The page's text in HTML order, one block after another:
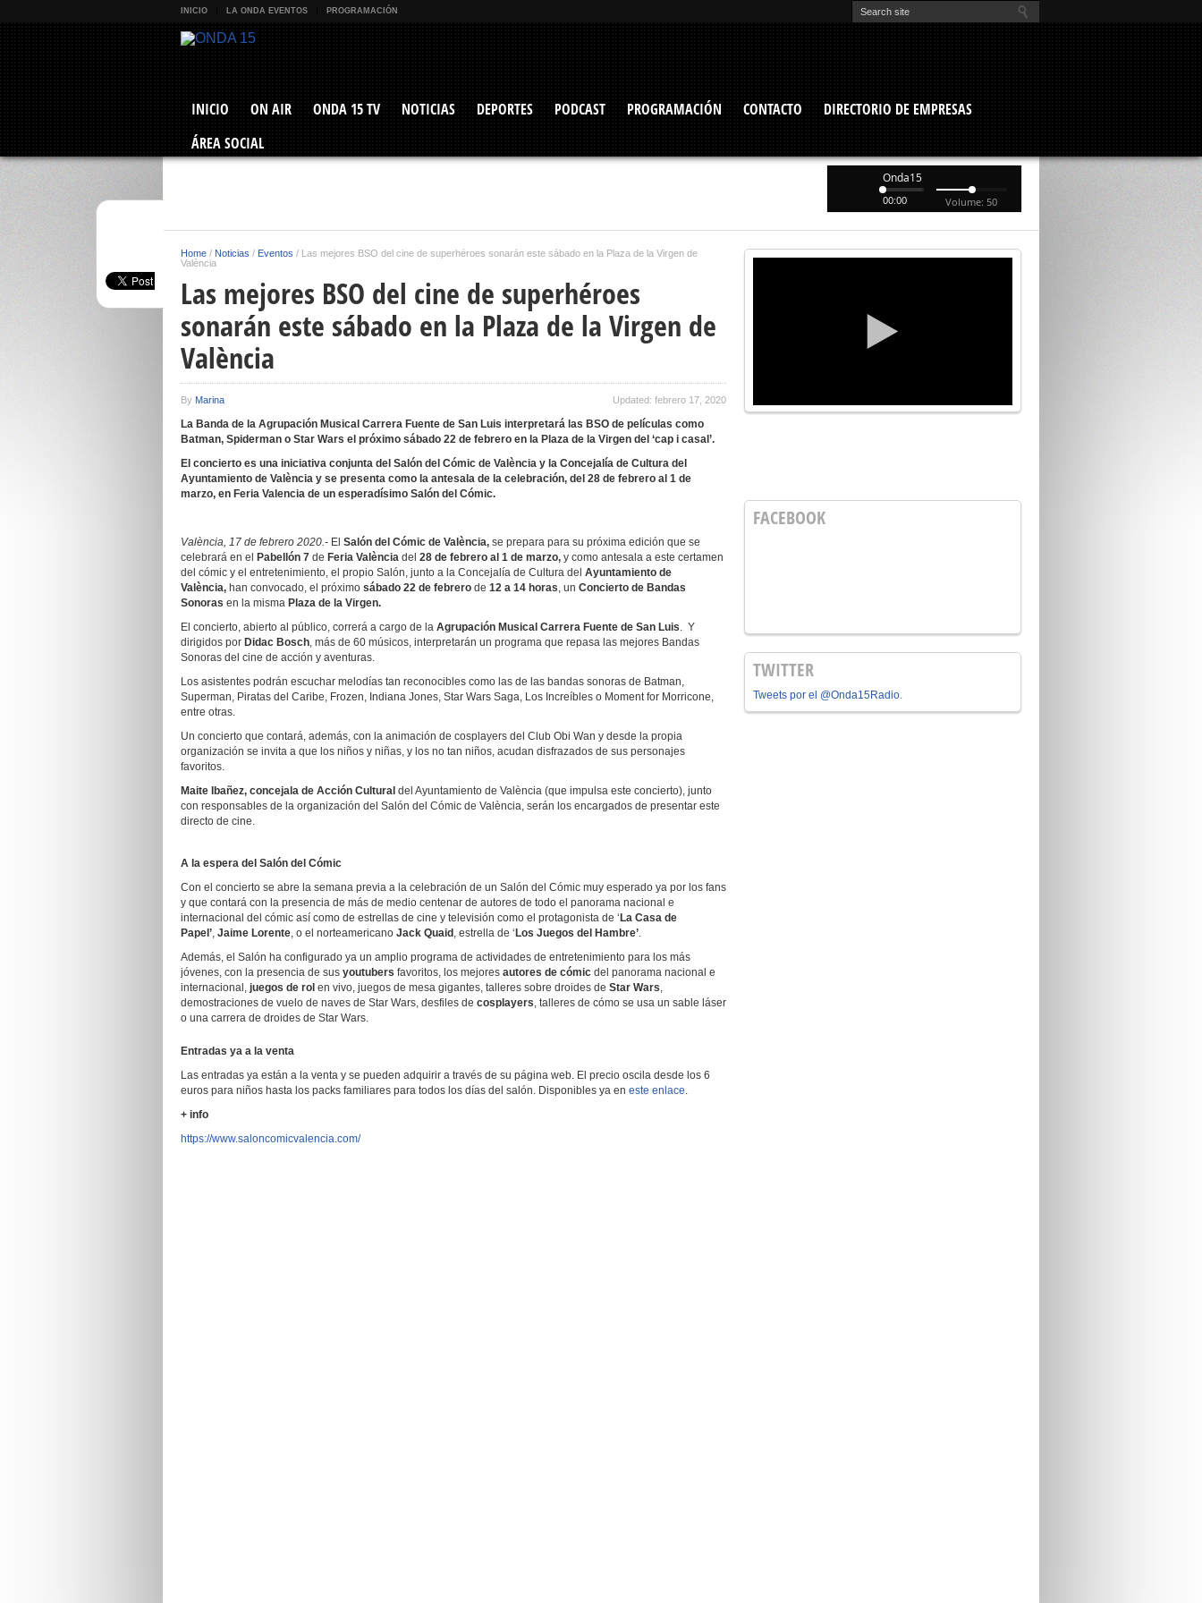
INICIO LA ONDA EVENTOS PROGRAMACIÓN
INICIO ON AIR ONDA 15 TV NOTICIAS DEPORTES PODCAST PROGRAMACIÓN CONTACTO
DIRECTORIO DE EMPRESAS
ÁREA SOCIAL
Onda15
00:00 Volume: 50
Home / Noticias / Eventos / Las mejores BSO del cine de superhéroes sonarán este sábado en la Plaza de la Virgen de
València
Las mejores BSO del cine de superhéroes
sonarán este sábado en la Plaza de la Virgen de
València
By Marina Updated: febrero 17, 2020
La Banda de la Agrupación Musical Carrera Fuente de San Luis interpretará las BSO de películas como
Batman, Spiderman o Star Wars el próximo sábado 22 de febrero en la Plaza de la Virgen del ‘cap i casal’.
El concierto es una iniciativa conjunta del Salón del Cómic de València y la Concejalía de Cultura del
Ayuntamiento de València y se presenta como la antesala de la celebración, del 28 de febrero al 1 de
marzo, en Feria Valencia de un esperadísimo Salón del Cómic.
València, 17 de febrero 2020.- El Salón del Cómic de València, se prepara para su próxima edición que se
celebrará en el
Pabellón 7 de Feria València del 28 de febrero al 1 de marzo, y como antesala a este certamen
del cómic y el entretenimiento, el propio Salón, junto a la Concejalía de Cultura del Ayuntamiento de
València, han convocado, el próximo sábado 22 de febrero de 12 a 14 horas, un Concierto de Bandas
Sonoras en la misma Plaza de la Virgen.
El concierto, abierto al público, correrá a cargo de la Agrupación Musical Carrera Fuente de San Luis. Y
dirigidos por Didac Bosch, más de 60 músicos, interpretarán un programa que repasa las mejores Bandas
Sonoras del cine de acción y aventuras.
Los asistentes podrán escuchar melodías tan reconocibles como las de las bandas sonoras de Batman,
Superman, Piratas del Caribe, Frozen, Indiana Jones, Star Wars Saga, Los Increíbles o Moment for Morricone,
entre otras.
Un concierto que contará, además, con la animación de cosplayers del Club Obi Wan y desde la propia
organización se invita a que los niños y niñas, y los no tan niños, acudan disfrazados de sus personajes
favoritos.
Maite Ibañez, concejala de Acción Cultural del Ayuntamiento de València (que impulsa este concierto), junto
con responsables de la organización del Salón del Cómic de València, serán los encargados de presentar este
directo de cine.
A la espera del Salón del Cómic
Con el concierto se abre la semana previa a la celebración de un Salón del Cómic muy esperado ya por los fans
y que contará con la presencia de más de medio centenar de autores de todo el panorama nacional e
internacional del cómic así como de estrellas de cine y televisión como el protagonista de ‘ La Casa de
Papel’, Jaime Lorente, o el norteamericano Jack Quaid , estrella de ‘ Los Juegos del Hambre’.
Además, el Salón ha configurado ya un amplio programa de actividades de entretenimiento para los más
jóvenes, con la presencia de sus youtubers favoritos, los mejores autores de cómic del panorama nacional e
internacional, juegos de rol en vivo, juegos de mesa gigantes, talleres sobre droides de Star Wars,
demostraciones de vuelo de naves de Star Wars, desfiles de cosplayers, talleres de cómo se usa un sable láser
o una carrera de droides de Star Wars.
Entradas ya a la venta
Las entradas ya están a la venta y se pueden adquirir a través de su página web. El precio oscila desde los 6
euros para niños hasta los packs familiares para todos los días del salón. Disponibles ya en este enlace.
+ info
https://www.saloncomicvalencia.com/
FACEBOOK
TWITTER
Tweets por el @Onda15Radio.